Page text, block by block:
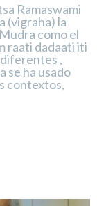
Ramaswami
(vigraha) la
como el
raati dadaati iti
,
se ha usado
contextos,